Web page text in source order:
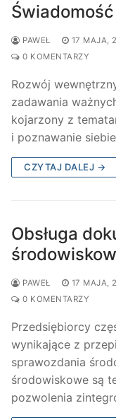
Świadomość
PAWEŁ 17 MAJA,
0 KOMENTARZY
Rozwój
zadawania
kojarzony z
i poznawanie
CZYTAJ DALEJ →
Obsługa
PAWEŁ 17 MAJA,
0 KOMENTARZY
Przedsiębiorcy
wynikające z
sprawozdania
środowiskowe są
pozwolenia